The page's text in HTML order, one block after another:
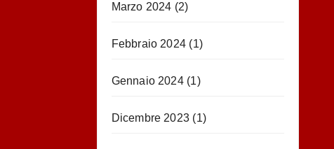
Marzo 2024 (2)
Febbraio 2024 (1)
Gennaio 2024(1)
Dicembre 2023 (1)